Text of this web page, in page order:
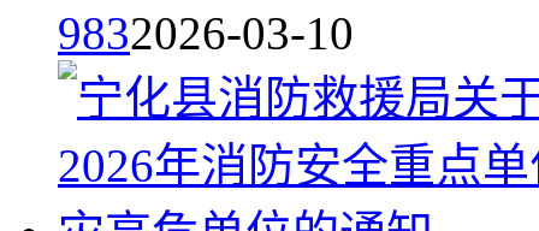
9832026-03-10